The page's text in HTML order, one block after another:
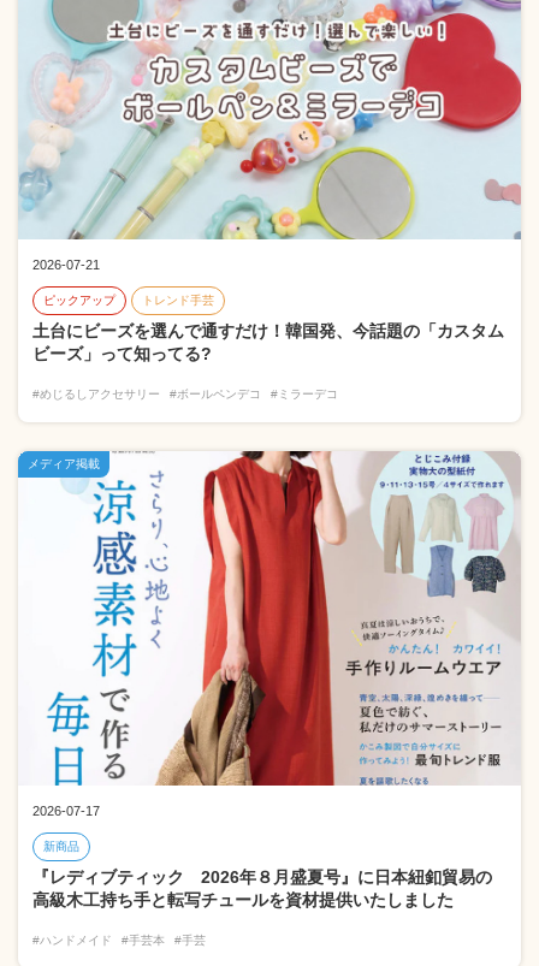
2026-07-21
ピックアップ トレンド手芸
土台にビーズを選んで通すだけ！韓国発、今話題の「カスタム
ビーズ」って知ってる?
#めじるしアクセサリー #ボールペンデコ #ミラーデコ
2026-07-17
新商品
『レディブティック 2026年８月盛夏号』に日本紐釦貿易の
高級木工持ち手と転写チュールを資材提供いたしました
#ハンドメイド #手芸本 #手芸
メディア掲載